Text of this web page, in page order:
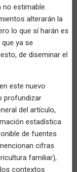
no estimable.
alterarán la
lo que sí harán es
ya se
de diseminar el
este nuevo
profundizar
del artículo,
estadística
de fuentes
cifras
familiar),
contextos